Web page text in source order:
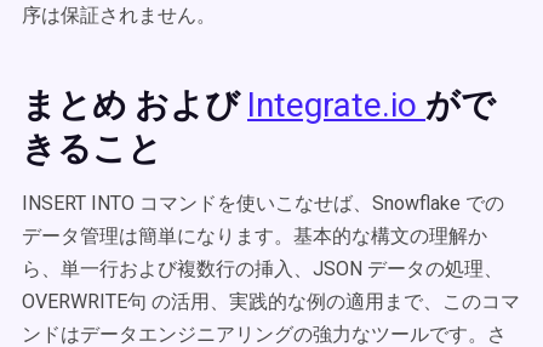
序は保証されません。
まとめ および Integrate.io がで
きること
INSERT INTO コマンドを使いこなせば、Snowflake での
データ管理は簡単になります。基本的な構文の理解か
ら、単一行および複数行の挿入、JSON データの処理、
OVERWRITE句 の活用、実践的な例の適用まで、このコマ
ンドはデータエンジニアリングの強力なツールです。さ